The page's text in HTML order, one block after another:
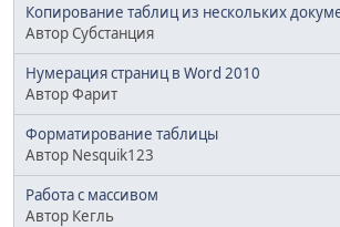
Копирование таблиц из нескольких
Автор Субстанция
Нумерация страниц в Word 2010
Автор Фарит
Форматирование таблицы
Автор Nesquik123
Работа с массивом
Автор Кегль